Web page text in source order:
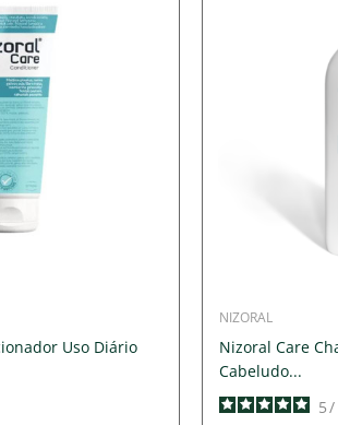
Uso Diário
NIZORAL
Nizoral Care
Cabeludo...
5/